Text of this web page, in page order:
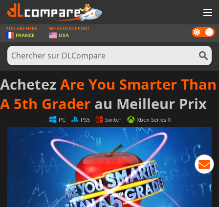
JEUX
CARTES PRÉPAYÉES
LOGICIELS
CONCOURS
MATÉRIEL
SE CONNECTER OU S'INSCRIRE
Dark
mode
YOU ARE HERE
FRANCE
WE ALSO SUPPORT
USA
Achetez Are You Smarter Than
A 5th Grader au Meilleur Prix
PC PS5 Switch Xbox Series X